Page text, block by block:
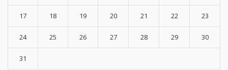
17 18 19 20 21 22 23
24 25 26 27 28 29 30
31